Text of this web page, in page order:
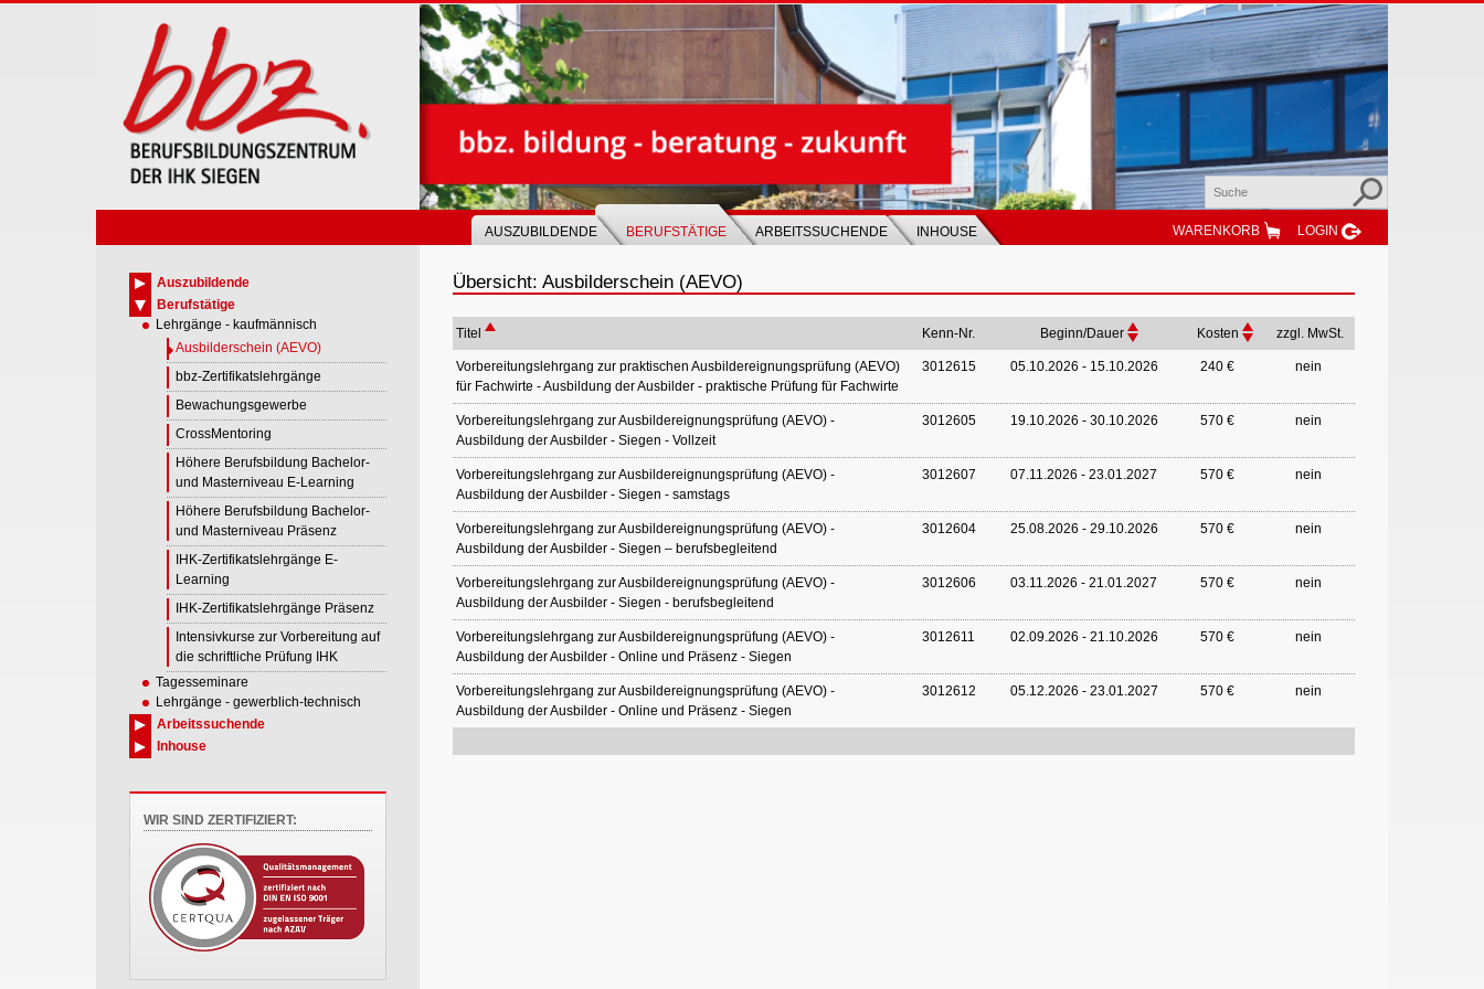
AUSZUBILDENDE BERUFSTÄTIGE ARBEITSSUCHENDE INHOUSE WARENKORB LOGIN
Übersicht: Ausbilderschein (AEVO)
Titel Kenn-Nr. Beginn/Dauer Kosten zzgl. MwSt.
Vorbereitungslehrgang zur praktischen Ausbildereignungsprüfung (AEVO)
für Fachwirte - Ausbildung der Ausbilder - praktische Prüfung für Fachwirte
3012615 05.10.2026 - 15.10.2026 240 € nein
Vorbereitungslehrgang zur Ausbildereignungsprüfung (AEVO) -
Ausbildung der Ausbilder - Siegen - Vollzeit
3012605 19.10.2026 - 30.10.2026 570 € nein
Vorbereitungslehrgang zur Ausbildereignungsprüfung (AEVO) -
Ausbildung der Ausbilder - Siegen - samstags
3012607 07.11.2026 - 23.01.2027 570 € nein
Vorbereitungslehrgang zur Ausbildereignungsprüfung (AEVO) -
Ausbildung der Ausbilder - Siegen – berufsbegleitend
3012604 25.08.2026 - 29.10.2026 570 € nein
Vorbereitungslehrgang zur Ausbildereignungsprüfung (AEVO) -
Ausbildung der Ausbilder - Siegen - berufsbegleitend
3012606 03.11.2026 - 21.01.2027 570 € nein
Vorbereitungslehrgang zur Ausbildereignungsprüfung (AEVO) -
Ausbildung der Ausbilder - Online und Präsenz - Siegen
3012611 02.09.2026 - 21.10.2026 570 € nein
Vorbereitungslehrgang zur Ausbildereignungsprüfung (AEVO) -
Ausbildung der Ausbilder - Online und Präsenz - Siegen
3012612 05.12.2026 - 23.01.2027 570 € nein
Auszubildende
Berufstätige
Lehrgänge - kaufmännisch
Ausbilderschein (AEVO)
bbz-Zertifikatslehrgänge
Bewachungsgewerbe
CrossMentoring
Höhere Berufsbildung Bachelor-
und Masterniveau E-Learning
Höhere Berufsbildung Bachelor-
und Masterniveau Präsenz
IHK-Zertifikatslehrgänge E-
Learning
IHK-Zertifikatslehrgänge Präsenz
Intensivkurse zur Vorbereitung auf
die schriftliche Prüfung IHK
Tagesseminare
Lehrgänge - gewerblich-technisch
Arbeitssuchende
Inhouse
WIR SIND ZERTIFIZIERT: